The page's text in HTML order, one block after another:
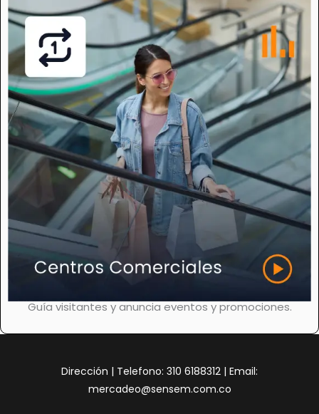
Guía visitantes y anuncia eventos y promociones.
Dirección | Telefono: 310 6188312 | Email:
mercadeo@sensem.com.co